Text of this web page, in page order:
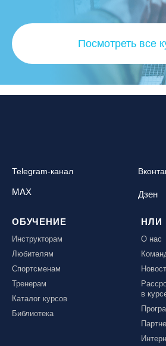
Посмотреть все
Telegram-канал
MAX Дзен
ОБУЧЕНИЕ
Инструкторам
Любителям
Спортсменам
Тренерам
Каталог курсов
Библиотека
НЛИ
О нас
в